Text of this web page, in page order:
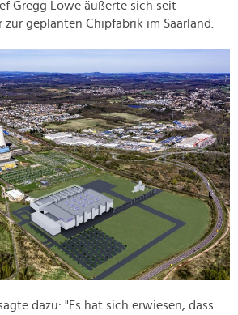
Gregg Lowe äußerte sich seit
zur geplanten Chipfabrik im Saarland.
dazu: "Es hat sich erwiesen, dass